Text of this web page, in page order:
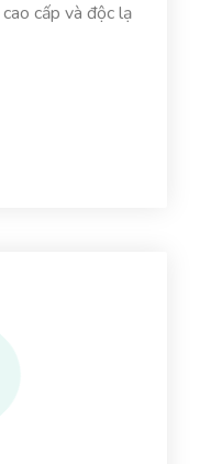
cấp và độc lạ